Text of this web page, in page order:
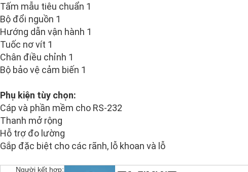
Tấm mẫu tiêu chuẩn 1
Bộ đổi nguồn 1
Hướng dẫn vận hành 1
Tuốc nơ vít 1
Chân điều chỉnh 1
Bộ bảo vệ cảm biến 1
Phụ kiện tùy chọn:
Cáp và phần mềm cho RS-232
Thanh mở rộng
Hỗ trợ đo lường
Gắp đặc biệt cho các rãnh, lỗ khoan và lỗ
Người kết hợp: